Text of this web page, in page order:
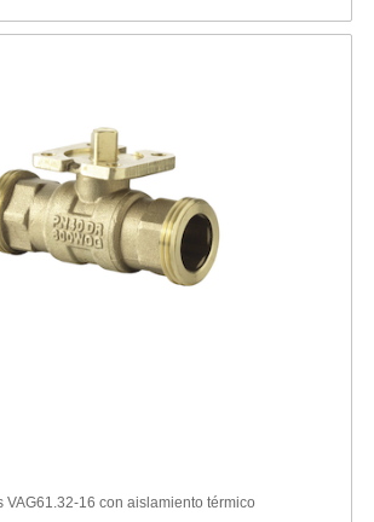
VAG61.32-16 con aislamiento térmico